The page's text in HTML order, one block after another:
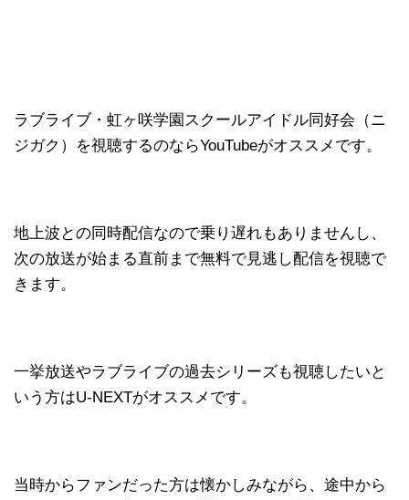
ラブライブ・虹ヶ咲学園スクールアイドル同好会（ニ
ジガク）を視聴するのならYouTubeがオススメです。
地上波との同時配信なので乗り遅れもありませんし、
次の放送が始まる直前まで無料で見逃し配信を視聴で
きます。
一挙放送やラブライブの過去シリーズも視聴したいと
いう方はU-NEXTがオススメです。
当時からファンだった方は懐かしみながら、途中から